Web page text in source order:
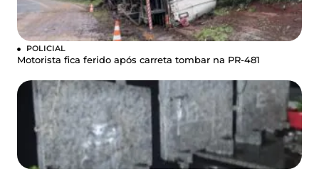
POLICIAL
Motorista fica ferido após carreta tombar na PR-481